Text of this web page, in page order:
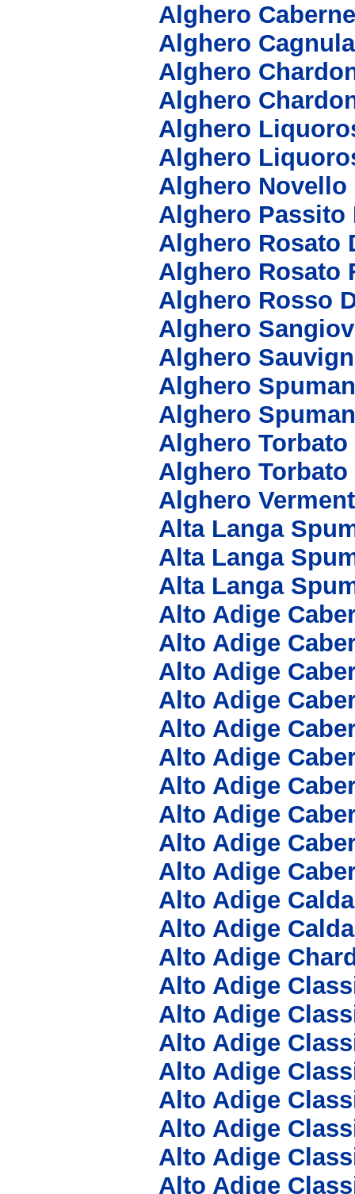
Alghero
Alghero
Alghero
Alghero
Alghero
Alghero
Alghero Novello
Alghero Passito
Alghero Rosato
Alghero Rosato
Alghero Rosso
Alghero
Alghero
Alghero
Alghero
Alghero Torbato
Alghero
Alghero
Alta Langa
Alta Langa
Alta Langa
Alto Adige
Alto Adige
Alto Adige
Alto Adige
Alto Adige
Alto Adige
Alto Adige
Alto Adige
Alto Adige
Alto Adige
Alto Adige
Alto Adige
Alto Adige
Alto Adige
Alto Adige
Alto Adige
Alto Adige
Alto Adige
Alto Adige
Alto Adige
Alto Adige